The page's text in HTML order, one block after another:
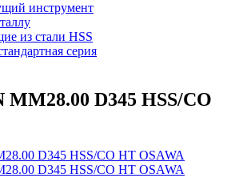
инструмент
из стали HSS
серия
MM28.00 D345 HSS/CO